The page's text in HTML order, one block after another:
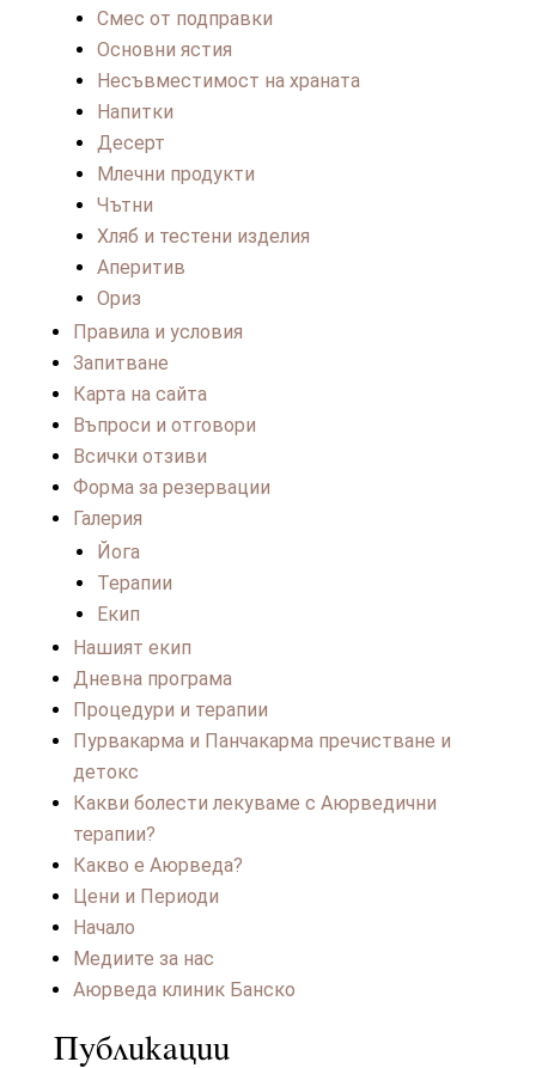
Смес от подправки
Основни ястия
Несъвместимост на храната
Напитки
Десерт
Млечни продукти
Чътни
Хляб и тестени изделия
Аперитив
Ориз
Правила и условия
Запитване
Карта на сайта
Въпроси и отговори
Всички отзиви
Форма за резервации
Галерия
Йога
Терапии
Екип
Нашият екип
Дневна програма
Процедури и терапии
Пурвакарма и Панчакарма пречистване и
детокс
Какви болести лекуваме с Аюрведични
терапии?
Какво е Аюрведа?
Цени и Периоди
Начало
Медиите за нас
Аюрведа клиник Банско
Публикации